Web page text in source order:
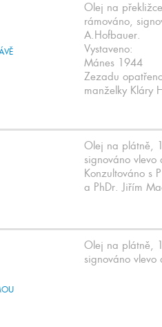
Olej na
rámováno,
A.Hofbauer.
Vystaveno:
Mánes 1944
Zezadu
manželky Kláry
Olej na plátně,
signováno vlevo
Konzultováno s
a PhDr. Jiřím
Olej na plátně,
signováno vlevo